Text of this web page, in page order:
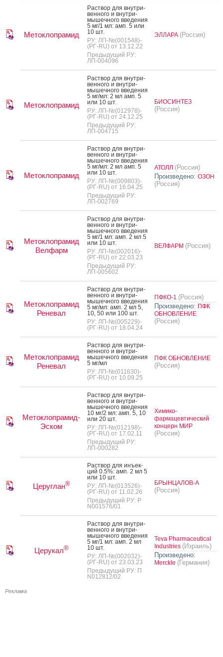
Метоклопрамид
Рас­твор для внут­ри­
вен­но­го и внут­ри­
мышеч­но­го вве­дения
5 мг/1 мл: амп. 5 или
10 шт.
РУ: ЛП-№(001548)-
(РГ-RU) от 13.12.22
Предыдущий РУ:
ЛП-004096
ЭЛЛАРА (Россия)
Метоклопрамид
Рас­твор для внут­ри­
вен­но­го и внут­ри­
мышеч­но­го вве­дения
5 мг/мл: 2 мл амп. 5
или 10 шт.
РУ: ЛП-№(012978)-
(РГ-RU) от 24.12.25
Предыдущий РУ:
ЛП-004715
БИОСИНТЕЗ
(Россия)
Метоклопрамид
Рас­твор для внут­ри­
вен­но­го и внут­ри­
мышеч­но­го вве­дения
5 мг/мл: 2 мл амп. 5
или 10 шт.
РУ: ЛП-№(009803)-
(РГ-RU) от 16.04.25
Предыдущий РУ:
ЛП-002769
АТОЛЛ (Россия)
Произведено: ОЗОН
(Россия)
Метоклопрамид
Велфарм
Рас­твор для внут­ри­
вен­но­го и внут­ри­
мышеч­но­го вве­дения
5 мг/1 мл: амп. 2 мл 5
или 10 шт.
РУ: ЛП-№(002016)-
(РГ-RU) от 22.03.23
Предыдущий РУ:
ЛП-005602
ВЕЛФАРМ (Россия)
Метоклопрамид
Реневал
Рас­твор для внут­ри­
вен­но­го и внут­ри­
мышеч­но­го вве­дения
5 мг/мл: амп. 2 мл 5,
10, 50 или 100 шт.
РУ: ЛП-№(005229)-
(РГ-RU) от 18.04.24
ПФКО-1 (Россия)
Произведено: ПФК
ОБНОВЛЕНИЕ
(Россия)
Метоклопрамид
Реневал
Рас­твор для внут­ри­
вен­но­го и внут­ри­
мышеч­но­го вве­дения
5 мг/мл
РУ: ЛП-№(011630)-
(РГ-RU) от 10.09.25
ПФК ОБНОВЛЕНИЕ
(Россия)
Метоклопрамид-
Эском
Рас­твор для внут­ри­
вен­но­го и внут­ри­
мышеч­но­го вве­дения
10 мг/2 мл: амп. 5, 10
или 20 шт.
РУ: ЛП-№(012198)-
(РГ-RU) от 17.02.11
Предыдущий РУ:
ЛП-000282
Химико-
фармацевтический
концерн МИР
(Россия)
Церуглан®
Рас­твор для инъ­ек­
ций 0.5%: амп. 2 мл 5
или 10 шт.
РУ: ЛП-№(013526)-
(РГ-RU) от 11.02.26
Предыдущий РУ: Р
N001576/01
БРЫНЦАЛОВ-А
(Россия)
Церукал®
Рас­твор для внут­ри­
вен­но­го и внут­ри­
мышеч­но­го вве­дения
5 мг/1 мл: амп. 2 мл
10 шт.
РУ: ЛП-№(002032)-
(РГ-RU) от 23.03.23
Предыдущий РУ: П
N012812/02
Teva Pharmaceutical
Industries (Израиль)
Произведено:
Merckle (Германия)
Реклама